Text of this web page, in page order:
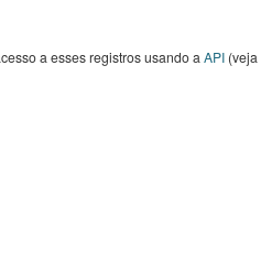
a esses registros usando a API(veja